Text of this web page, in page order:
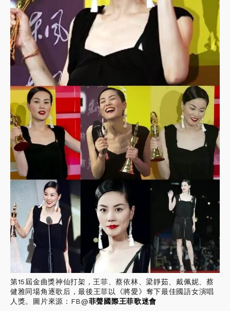
第15屆金曲獎神仙打架，王菲、蔡依林、梁靜茹、戴佩妮、蔡
健雅同場角逐歌后，最後王菲以《將愛》奪下最佳國語女演唱
人獎。圖片來源：FB@菲聲國際王菲歌迷會